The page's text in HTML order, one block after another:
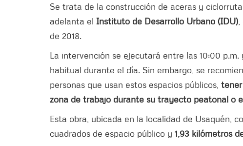
Se trata de la construcción de aceras y
adelanta el Instituto de Desarrollo Urbano (IDU)
de 2018.
La intervención se ejecutará entre las 10:00
habitual durante el día. Sin embargo, se
personas que usan estos espacios públicos,
zona de trabajo durante su trayecto peatonal o
Esta obra, ubicada en la localidad de Usaquén,
cuadrados de espacio público y 1,93 kilómetros